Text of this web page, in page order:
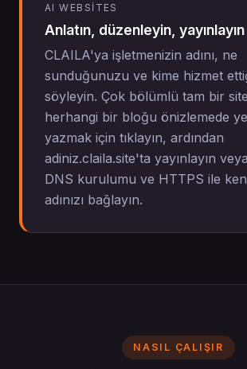
AI WEBSITES
Anlatın, düzenleyin, yayınlayın
CLAILA'ya işletmenizin adını, ne
sunduğunuzu ve kime hizmet
söyleyin. Çok bölümlü tam bir
herhangi bir bloğu önizlemede
yazmak için tıklayın, ardından
adiniz.claila.site'ta yayınlayın
DNS kurulumu ve HTTPS ile
adınızı bağlayın.
NASIL ÇALIŞIR